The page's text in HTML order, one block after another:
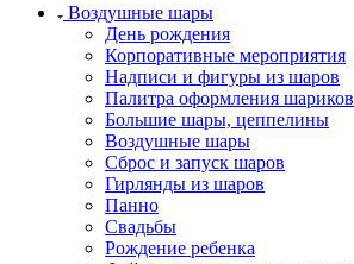
Воздушные шары
День рождения
Корпоративные мероприятия
Надписи и фигуры из шаров
Палитра оформления шариков
Большие шары, цеппелины
Воздушные шары
Сброс и запуск шаров
Гирлянды из шаров
Панно
Свадьбы
Рождение ребенка